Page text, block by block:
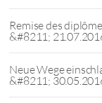
Remise des
&#8211;
Neue Wege
&#8211;